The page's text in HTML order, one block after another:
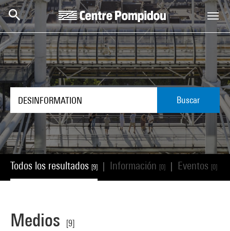
Skip to main content
Centre Pompidou
Buscar
Todos los resultados [9] Información [0] Eventos [0]
Medios
[9]